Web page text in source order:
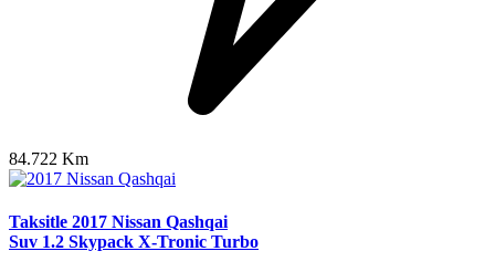
84.722 Km
Taksitle 2017 Nissan Qashqai
Suv 1.2 Skypack X-Tronic Turbo